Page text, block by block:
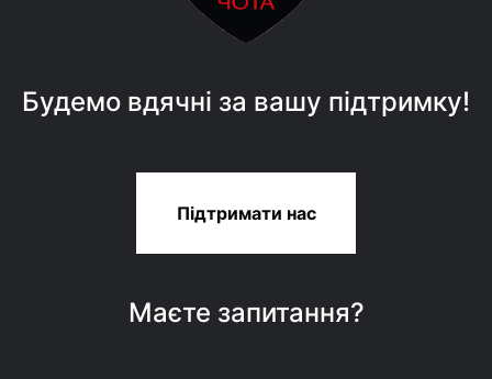
Будемо вдячні за вашу підтримку!
Підтримати нас
Маєте запитання?